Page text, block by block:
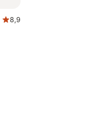
8,9